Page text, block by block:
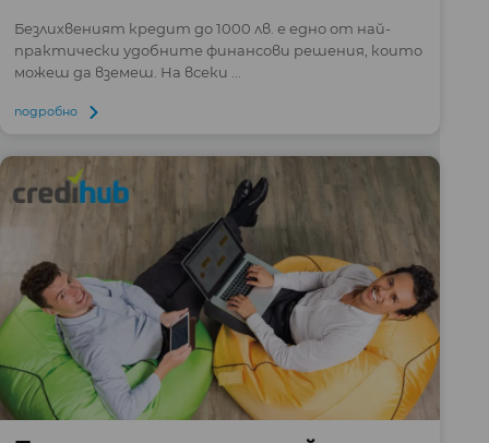
Безлихвеният кредит до 1000 лв. е едно от най-
практически удобните финансови решения, които
можеш да вземеш. На всеки ...
подробно